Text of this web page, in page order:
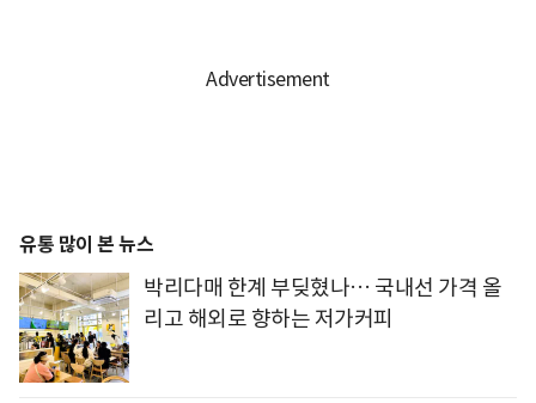
유통 많이 본 뉴스
박리다매 한계 부딪혔나… 국내선 가격 올
리고 해외로 향하는 저가커피